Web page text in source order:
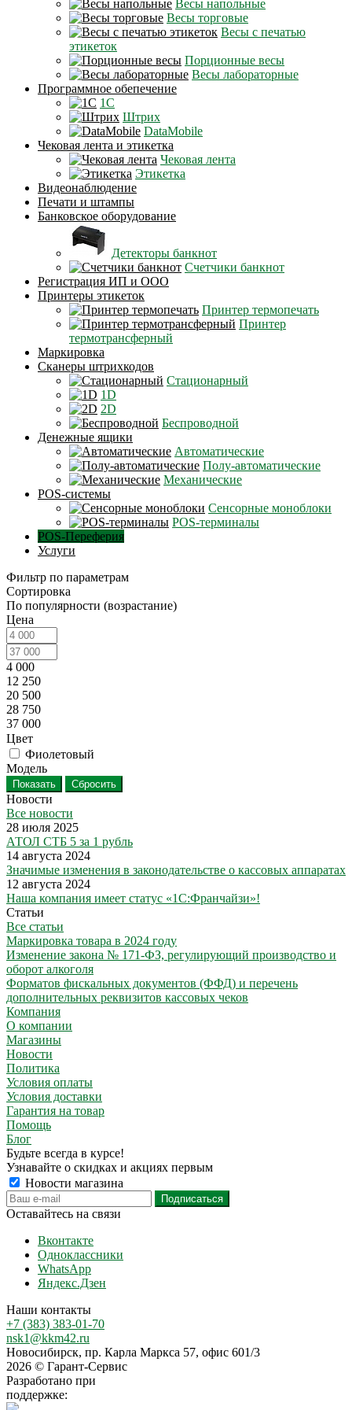
Весы напольные
Весы торговые
Весы с печатью
этикеток
Порционные весы
Весы лабораторные
Программное обепечение
1С
Штрих
DataMobile
Чековая лента и этикетка
Чековая лента
Этикетка
Видеонаблюдение
Печати и штампы
Банковское оборудование
Детекторы банкнот
Счетчики банкнот
Регистрация ИП и ООО
Принтеры этикеток
Принтер термопечать
Принтер
термотрансферный
Маркировка
Сканеры штрихкодов
Стационарный
1D
2D
Беспроводной
Денежные ящики
Автоматические
Полу-автоматические
Механические
POS-системы
Сенсорные моноблоки
POS-терминалы
POS-Переферия
Услуги
Фильтр по параметрам
Сортировка
По популярности (возрастание)
Цена
4 000
12 250
20 500
28 750
37 000
Цвет
Фиолетовый
Модель
Сбросить
Новости
Все новости
28 июля 2025
АТОЛ СТБ 5 за 1 рубль
14 августа 2024
Значимые изменения в законодательстве о кассовых аппаратах
12 августа 2024
Наша компания имеет статус «1С:Франчайзи»!
Статьи
Все статьи
Маркировка товара в 2024 году
Изменение закона № 171-ФЗ, регулирующий производство и
оборот алкоголя
Форматов фискальных документов (ФФД) и перечень
дополнительных реквизитов кассовых чеков
Компания
О компании
Магазины
Новости
Политика
Условия оплаты
Условия доставки
Гарантия на товар
Помощь
Блог
Будьте всегда в курсе!
Узнавайте о скидках и акциях первым
Новости магазина
Оставайтесь на связи
Вконтакте
Одноклассники
WhatsApp
Яндекс.Дзен
Наши контакты
+7 (383) 383-01-70
nsk1@kkm42.ru
Новосибирск, пр. Карла Маркса 57, офис 601/3
2026 © Гарант-Сервис
Разработано при
поддержке: